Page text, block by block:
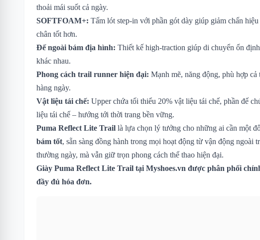
thoải mái suốt cả ngày.
SOFTFOAM+: Tấm lót step-in với phần gót dày giúp giảm chấn hiệu
chân tốt hơn.
Đế ngoài bám địa hình: Thiết kế high-traction giúp di chuyển ổn
khác nhau.
Phong cách trail runner hiện đại: Mạnh mẽ, năng động, phù hợp
hàng ngày.
Vật liệu tái chế: Upper chứa tối thiểu 20% vật liệu tái chế, phần đế
liệu tái chế – hướng tới thời trang bền vững.
Puma Reflect Lite Trail là lựa chọn lý tưởng cho những ai cần một
bám tốt, sẵn sàng đồng hành trong mọi hoạt động từ vận động ngoài
thường ngày, mà vẫn giữ trọn phong cách thể thao hiện đại.
Giày Puma Reflect Lite Trail tại Myshoes.vn được phân phối
đầy đủ hóa đơn.